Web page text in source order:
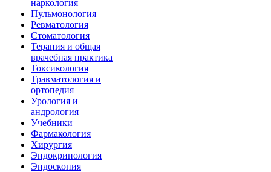
наркология
Пульмонология
Ревматология
Стоматология
Терапия и общая
врачебная практика
Токсикология
Травматология и
ортопедия
Урология и
андрология
Учебники
Фармакология
Хирургия
Эндокринология
Эндоскопия